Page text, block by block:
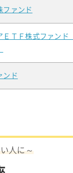
ファンド
ＥＴＦ株式ファンド
ンド
人に～